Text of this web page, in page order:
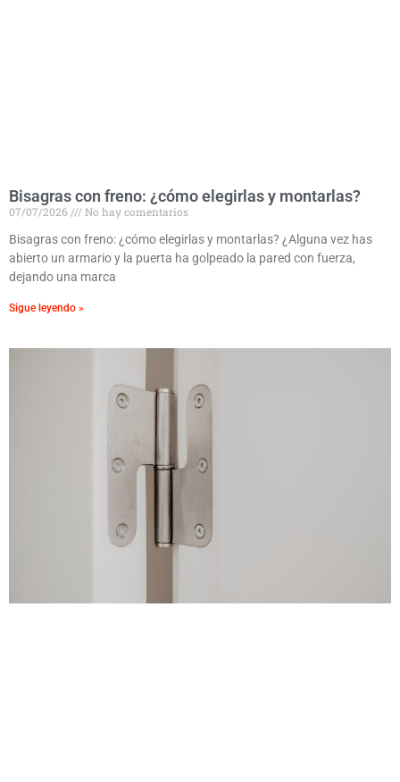
Bisagras con freno: ¿cómo elegirlas y montarlas?
07/07/2026
No hay comentarios
Bisagras con freno: ¿cómo elegirlas y montarlas? ¿Alguna vez has
abierto un armario y la puerta ha golpeado la pared con fuerza,
dejando una marca
Sigue leyendo »